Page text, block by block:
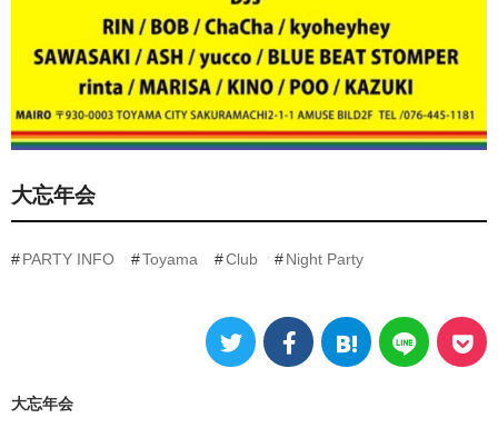
大忘年会
PARTY INFO Toyama Club Night Party
大忘年会